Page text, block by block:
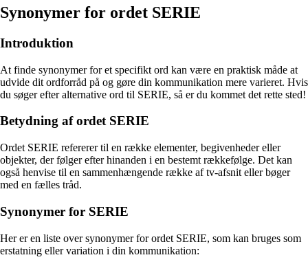
Synonymer for ordet SERIE
Introduktion
At finde synonymer for et specifikt ord kan være en praktisk måde at
udvide dit ordforråd på og gøre din kommunikation mere varieret. Hvis
du søger efter alternative ord til SERIE, så er du kommet det rette sted!
Betydning af ordet SERIE
Ordet SERIE refererer til en række elementer, begivenheder eller
objekter, der følger efter hinanden i en bestemt rækkefølge. Det kan
også henvise til en sammenhængende række af tv-afsnit eller bøger
med en fælles tråd.
Synonymer for SERIE
Her er en liste over synonymer for ordet SERIE, som kan bruges som
erstatning eller variation i din kommunikation: